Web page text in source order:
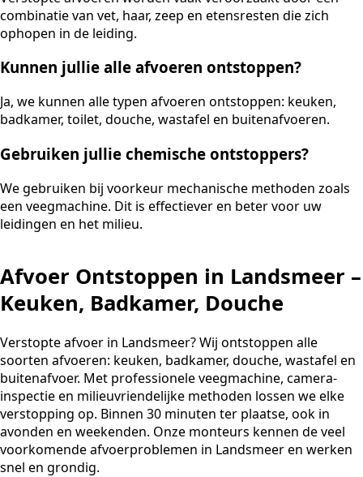
combinatie van vet, haar, zeep en etensresten die zich
ophopen in de leiding.
Kunnen jullie alle afvoeren ontstoppen?
Ja, we kunnen alle typen afvoeren ontstoppen: keuken,
badkamer, toilet, douche, wastafel en buitenafvoeren.
Gebruiken jullie chemische ontstoppers?
We gebruiken bij voorkeur mechanische methoden zoals
een veegmachine. Dit is effectiever en beter voor uw
leidingen en het milieu.
Afvoer Ontstoppen in Landsmeer –
Keuken, Badkamer, Douche
Verstopte afvoer in Landsmeer? Wij ontstoppen alle
soorten afvoeren: keuken, badkamer, douche, wastafel en
buitenafvoer. Met professionele veegmachine, camera-
inspectie en milieuvriendelijke methoden lossen we elke
verstopping op. Binnen 30 minuten ter plaatse, ook in
avonden en weekenden. Onze monteurs kennen de veel
voorkomende afvoerproblemen in Landsmeer en werken
snel en grondig.